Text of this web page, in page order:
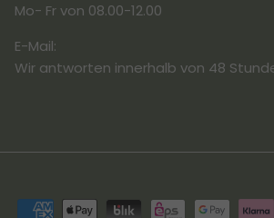
Mo- Fr von 08.00-12.00
E-Mail:
Wir antworten innerhalb von 48